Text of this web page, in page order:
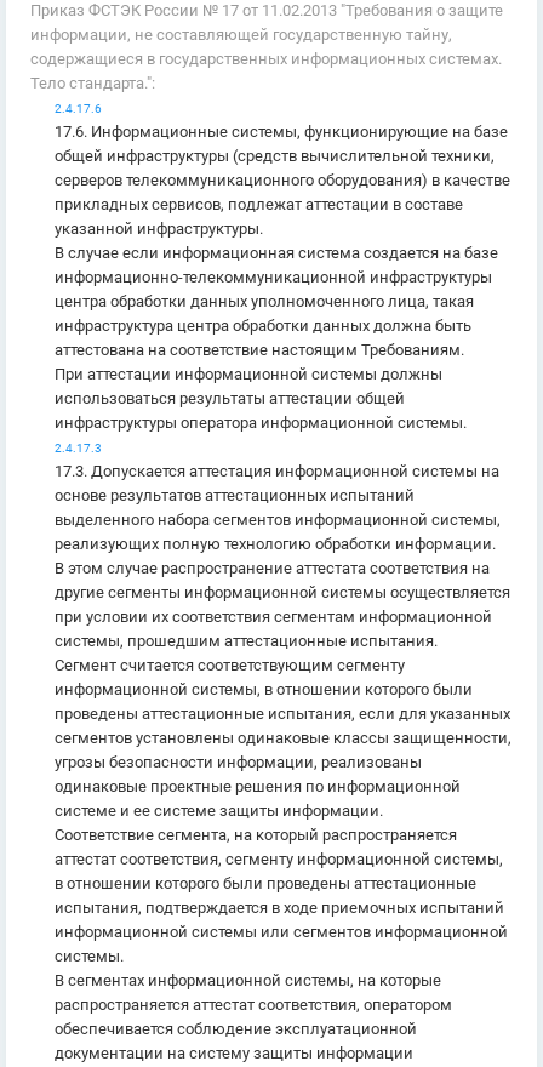
Приказ ФСТЭК России № 17 от 11.02.2013 "Требования о защите
информации, не составляющей государственную тайну,
содержащиеся в государственных информационных системах.
Тело стандарта.":
2.4.17.6
17.6. Информационные системы, функционирующие на базе
общей инфраструктуры (средств вычислительной техники,
серверов телекоммуникационного оборудования) в качестве
прикладных сервисов, подлежат аттестации в составе
указанной инфраструктуры.
В случае если информационная система создается на базе
информационно-телекоммуникационной инфраструктуры
центра обработки данных уполномоченного лица, такая
инфраструктура центра обработки данных должна быть
аттестована на соответствие настоящим Требованиям.
При аттестации информационной системы должны
использоваться результаты аттестации общей
инфраструктуры оператора информационной системы.
2.4.17.3
17.3. Допускается аттестация информационной системы на
основе результатов аттестационных испытаний
выделенного набора сегментов информационной системы,
реализующих полную технологию обработки информации.
В этом случае распространение аттестата соответствия на
другие сегменты информационной системы осуществляется
при условии их соответствия сегментам информационной
системы, прошедшим аттестационные испытания.
Сегмент считается соответствующим сегменту
информационной системы, в отношении которого были
проведены аттестационные испытания, если для указанных
сегментов установлены одинаковые классы защищенности,
угрозы безопасности информации, реализованы
одинаковые проектные решения по информационной
системе и ее системе защиты информации.
Соответствие сегмента, на который распространяется
аттестат соответствия, сегменту информационной системы,
в отношении которого были проведены аттестационные
испытания, подтверждается в ходе приемочных испытаний
информационной системы или сегментов информационной
системы.
В сегментах информационной системы, на которые
распространяется аттестат соответствия, оператором
обеспечивается соблюдение эксплуатационной
документации на систему защиты информации